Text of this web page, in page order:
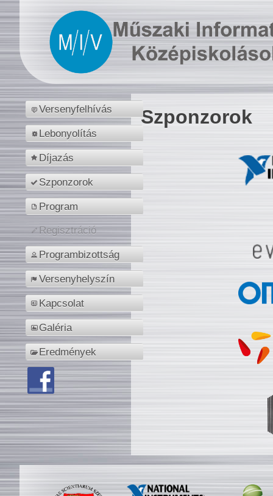
Versenyfelhívás
Lebonyolítás
Díjazás
Szponzorok
Program
Regisztráció
Programbizottság
Versenyhelyszín
Kapcsolat
Galéria
Eredmények
Szponzorok